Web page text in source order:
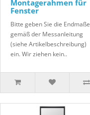
Montagerahmen für
Fenster
Bitte geben Sie die Endmaße
gemäß der Messanleitung
(siehe Artikelbeschreibung)
ein. Wir ziehen kein..